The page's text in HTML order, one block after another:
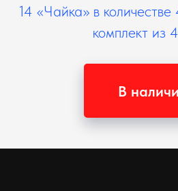
14 «Чайка» в
комплект из
В